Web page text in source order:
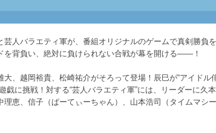
人バラエティ軍が、番組オリジナルのゲームで真剣勝負を
を背負い、絶対に負けられない合戦が幕を開ける――！
、越岡裕貴、松崎祐介がそろって登場！辰巳が“アイドル
に挑戦！対する“芸人バラエティ軍”には、リーダーに久本
恵、信子（ぱーてぃーちゃん）、山本浩司（タイムマシー